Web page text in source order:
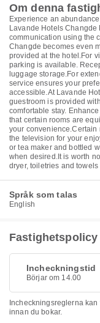
Om denna
Experience an
Lavande Hotels
communication using the
Changde becomes even
provided at the hotel.For
parking is available.
luggage storage.For
service ensures your
accessible.At Lavande
guestroom is provided
comfortable stay.
that certain rooms are
your convenience.Certain
the television for your
or tea maker and bottled
when desired.It is worth
dryer, toiletries and
Språk som talas
English
Fastighetspolicy
Incheckningstid
Börjar om 14.00
Incheckningsreglerna
innan du bokar.